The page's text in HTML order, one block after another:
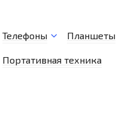
Телефоны Планшеты
Портативная техника